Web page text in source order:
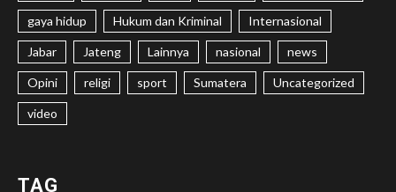
gaya hidup Hukum dan Kriminal Internasional
Jabar Jateng Lainnya nasional news
Opini religi sport Sumatera Uncategorized
video
TAG